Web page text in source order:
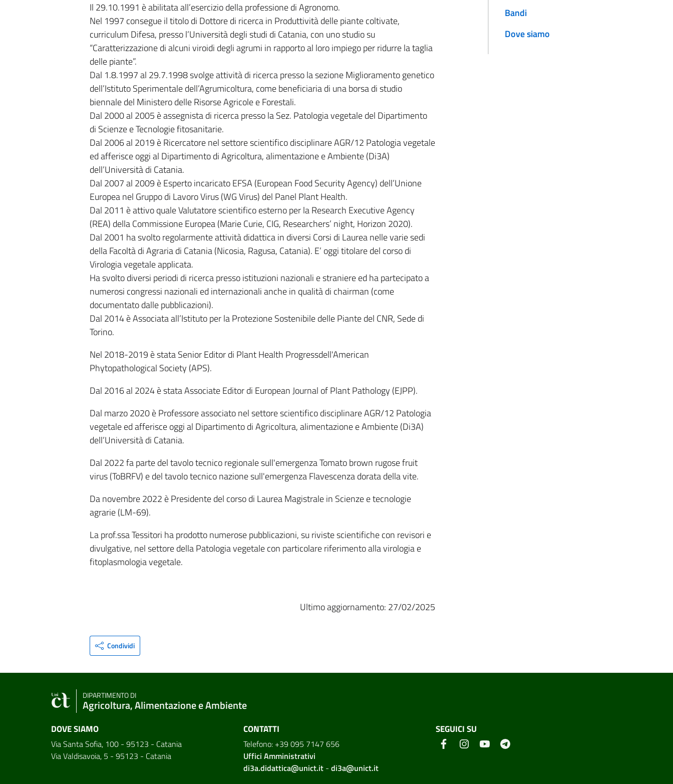
Il 29.10.1991 è abilitata all’esercizio della professione di Agronomo.
Nel 1997 consegue il titolo di Dottore di ricerca in Produttività delle piante coltivate,
curriculum Difesa, presso l’Università degli studi di Catania, con uno studio su
“Caratterizzazione di alcuni viroidi degli agrumi in rapporto al loro impiego per ridurre la taglia
delle piante”.
Dal 1.8.1997 al 29.7.1998 svolge attività di ricerca presso la sezione Miglioramento genetico
dell’Istituto Sperimentale dell’Agrumicoltura, come beneficiaria di una borsa di studio
biennale del Ministero delle Risorse Agricole e Forestali.
Dal 2000 al 2005 è assegnista di ricerca presso la Sez. Patologia vegetale del Dipartimento
di Scienze e Tecnologie fitosanitarie.
Dal 2006 al 2019 è Ricercatore nel settore scientifico disciplinare AGR/12 Patologia vegetale
ed afferisce oggi al Dipartimento di Agricoltura, alimentazione e Ambiente (Di3A)
dell’Università di Catania.
Dal 2007 al 2009 è Esperto incaricato EFSA (European Food Security Agency) dell’Unione
Europea nel Gruppo di Lavoro Virus (WG Virus) del Panel Plant Health.
Dal 2011 è attivo quale Valutatore scientifico esterno per la Research Executive Agency
(REA) della Commissione Europea (Marie Curie, CIG, Researchers’ night, Horizon 2020).
Dal 2001 ha svolto regolarmente attività didattica in diversi Corsi di Laurea nelle varie sedi
della Facoltà di Agraria di Catania (Nicosia, Ragusa, Catania). E’ oggi titolare del corso di
Virologia vegetale applicata.
Ha svolto diversi periodi di ricerca presso istituzioni nazionali e straniere ed ha partecipato a
numerosi congressi nazionali ed internazionali anche in qualità di chairman (come
documentato dalle pubblicazioni).
Dal 2014 è Associata all’Istituto per la Protezione Sostenibile delle Piante del CNR, Sede di
Torino.
Nel 2018-2019 è stata Senior Editor di Plant Health Progressdell'American
Phytopathological Society (APS).
Dal 2016 al 2024 è stata Associate Editor di European Journal of Plant Pathology (EJPP).
Dal marzo 2020 è Professore associato nel settore scientifico disciplinare AGR/12 Patologia
vegetale ed afferisce oggi al Dipartimento di Agricoltura, alimentazione e Ambiente (Di3A)
dell’Università di Catania.
Dal 2022 fa parte del tavolo tecnico regionale sull'emergenza Tomato brown rugose fruit
virus (ToBRFV) e del tavolo tecnico nazione sull'emergenza Flavescenza dorata della vite.
Da novembre 2022 è Presidente del corso di Laurea Magistrale in Scienze e tecnologie
agrarie (LM-69).
La prof.ssa Tessitori ha prodotto numerose pubblicazioni, su riviste scientifiche con revisori e
divulgative, nel settore della Patologia vegetale con particolare riferimento alla virologia e
fitoplasmologia vegetale.
Ultimo aggiornamento: 27/02/2025
Condividi
Bandi
Dove siamo
DIPARTIMENTO DI
Agricoltura, Alimentazione e Ambiente
DOVE SIAMO
Via Santa Sofia, 100 - 95123 - Catania
Via Valdisavoia, 5 - 95123 - Catania
CONTATTI
Telefono: +39 095 7147 656
Uffici Amministrativi
di3a.didattica@unict.it- di3a@unict.it
SEGUICI SU